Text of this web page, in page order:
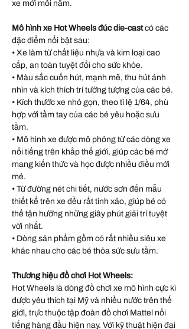
xe mới mỗi năm.
Mô hình xe Hot Wheels đúc die-castcó các
đặc điểm nổi bật sau:
• Xe làm từ chất liệu nhựa và kim loại cao
cấp, an toàn tuyệt đối cho sức khỏe.
• Màu sắc cuốn hút, mạnh mẽ, thu hút ánh
nhìn và kích thích trí tưởng tượng của các bé.
• Kích thước xe nhỏ gọn, theo tỉ lệ 1/64, phù
hợp với tầm tay của các bé yêu hoặc sưu
tầm.
• Mô hình xe được mô phỏng từ các dòng xe
nổi tiếng trên khắp thế giới, giúp các bé mở
mang kiến thức và học được nhiều điều mới
mẻ.
• Từ đường nét chi tiết, nước sơn đến mẫu
thiết kế trên xe đều rất tinh xảo, giúp bé có
thể tận hưởng những giây phút giải trí tuyệt
vời nhất.
• Dòng sản phẩm gồm có rất nhiều siêu xe
khác nhau cho các bé thỏa sức sưu tầm.
Thương hiệu đồ chơi Hot Wheels:
Hot Wheels là dòng đồ chơi xe mô hình cực kì
được yêu thích tại Mỹ và nhiều nước trên thế
giới, trực thuộc tập đoàn đồ chơi Mattel nổi
tiếng hàng đầu hiện nay. Với kỹ thuật hiện đại